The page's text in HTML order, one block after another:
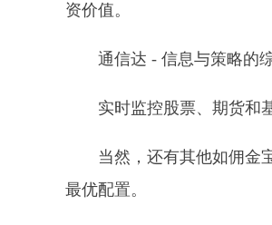
资价值。
通信达 - 信息与策略的
实时监控股票、期货和
当然，还有其他如佣金
最优配置。